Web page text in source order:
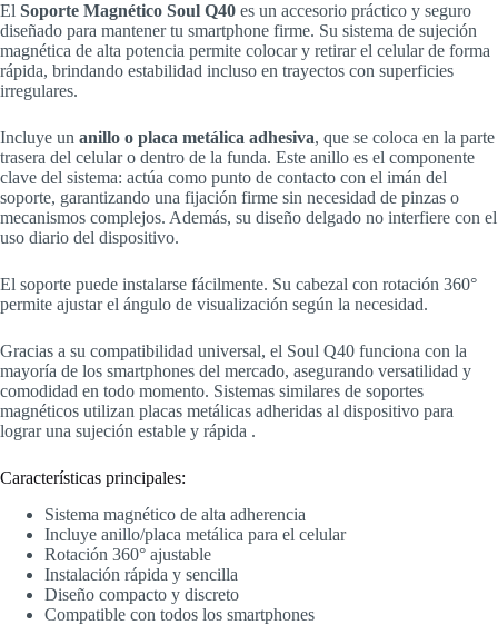
El Soporte Magnético Soul Q40 es un accesorio práctico y seguro
diseñado para mantener tu smartphone firme. Su sistema de sujeción
magnética de alta potencia permite colocar y retirar el celular de forma
rápida, brindando estabilidad incluso en trayectos con superficies
irregulares.
Incluye un anillo o placa metálica adhesiva, que se coloca en la parte
trasera del celular o dentro de la funda. Este anillo es el componente
clave del sistema: actúa como punto de contacto con el imán del
soporte, garantizando una fijación firme sin necesidad de pinzas o
mecanismos complejos. Además, su diseño delgado no interfiere con el
uso diario del dispositivo.
El soporte puede instalarse fácilmente. Su cabezal con rotación 360°
permite ajustar el ángulo de visualización según la necesidad.
Gracias a su compatibilidad universal, el Soul Q40 funciona con la
mayoría de los smartphones del mercado, asegurando versatilidad y
comodidad en todo momento. Sistemas similares de soportes
magnéticos utilizan placas metálicas adheridas al dispositivo para
lograr una sujeción estable y rápida .
Características principales:
Sistema magnético de alta adherencia
Incluye anillo/placa metálica para el celular
Rotación 360° ajustable
Instalación rápida y sencilla
Diseño compacto y discreto
Compatible con todos los smartphones